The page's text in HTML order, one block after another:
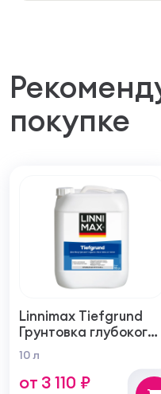
покупке
Linnimax Tiefgrund
Грунтовка глубокого
проникновения для
внутренних и
наружных работ
10 л
от 3 110 ₽